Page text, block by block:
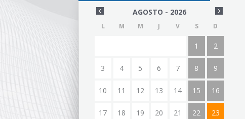
AGOSTO - 2026
L M M J V S D
1 2
3 4 5 6 7 8 9
10 11 12 13 14 15 16
17 18 19 20 21 22 23